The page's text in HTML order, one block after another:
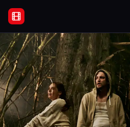
Filme Online Subtitrate - Acasă